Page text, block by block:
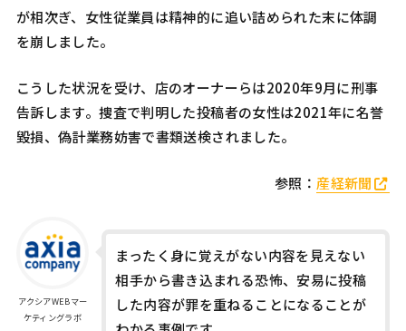
が相次ぎ、女性従業員は精神的に追い詰められた末に体調
を崩しました。
こうした状況を受け、店のオーナーらは2020年9月に刑事
告訴します。捜査で判明した投稿者の女性は2021年に名誉
毀損、偽計業務妨害で書類送検されました。
参照： 産経新聞
アクシアWEBマー
ケティングラボ
まったく身に覚えがない内容を見えない
相手から書き込まれる恐怖、安易に投稿
した内容が罪を重ねることになることが